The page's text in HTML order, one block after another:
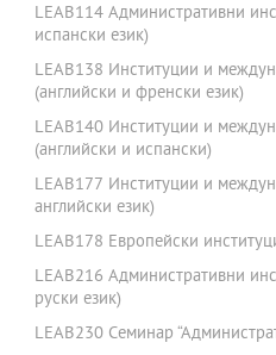
LEAB114 Административни
испански език)
LEAB138 Институции и
(английски и френски език)
LEAB140 Институции и
(английски и испански)
LEAB177 Институции и
английски език)
LEAB178 Европейски
LEAB216 Административни
руски език)
LEAB230 Семинар